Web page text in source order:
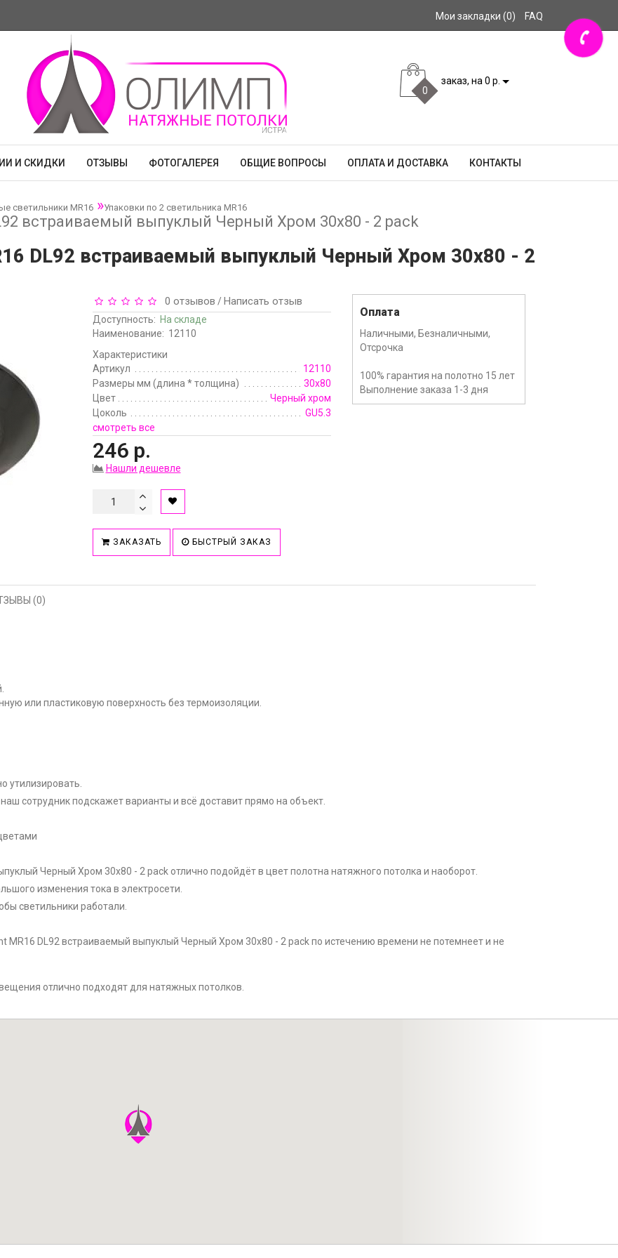
Мои закладки (0) FAQ
0
заказ, на 0 р.
И СКИДКИ ОТЗЫВЫ ФОТОГАЛЕРЕЯ ОБЩИЕ ВОПРОСЫ ОПЛАТА И ДОСТАВКА КОНТАКТЫ
светильники MR16 Упаковки по 2 светильника MR16
встраиваемый выпуклый Черный Хром 30x80 - 2 pack
DL92 встраиваемый выпуклый Черный Хром 30x80 - 2
0 отзывов / Написать отзыв
Доступность: На складе
Наименование: 12110
Характеристики
Артикул
12110
Размеры мм (длина * толщина)
30x80
Цвет
Черный хром
Цоколь
GU5.3
смотреть все
246 р.
Нашли дешевле
ЗАКАЗАТЬ БЫСТРЫЙ ЗАКАЗ
Оплата
Наличными, Безналичными,
Отсрочка
100% гарантия на полотно 15 лет
Выполнение заказа 1-3 дня
(0)
или пластиковую поверхность без термоизоляции.
утилизировать.
сотрудник подскажет варианты и всё доставит прямо на объект.
Черный Хром 30x80 - 2 pack отлично подойдёт в цвет полотна натяжного потолка и наоборот.
изменения тока в электросети.
светильники работали.
MR16 DL92 встраиваемый выпуклый Черный Хром 30x80 - 2 pack по истечению времени не потемнеет и не
отлично подходят для натяжных потолков.